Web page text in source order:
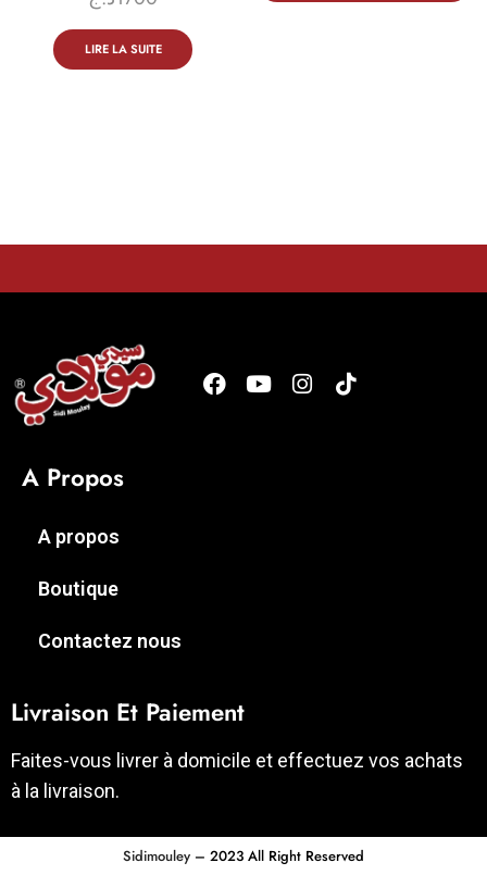
LIRE LA SUITE
A Propos
A propos
Boutique
Contactez nous
Livraison Et Paiement
Faites-vous livrer à domicile et effectuez vos achats
à la livraison.
Sidimouley – 2023 All Right Reserved